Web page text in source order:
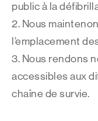
public à la
2. Nous
l’emplacement
3. Nous rendons
accessibles aux
chaîne de survie.